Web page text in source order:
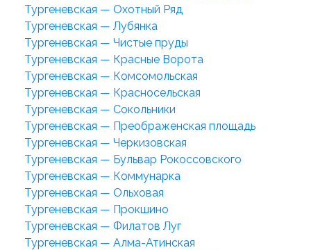
Тургеневская — Охотный Ряд
Тургеневская — Лубянка
Тургеневская — Чистые пруды
Тургеневская — Красные Ворота
Тургеневская — Комсомольская
Тургеневская — Красносельская
Тургеневская — Сокольники
Тургеневская — Преображенская площадь
Тургеневская — Черкизовская
Тургеневская — Бульвар Рокоссовского
Тургеневская — Коммунарка
Тургеневская — Ольховая
Тургеневская — Прокшино
Тургеневская — Филатов Луг
Тургеневская — Алма-Атинская